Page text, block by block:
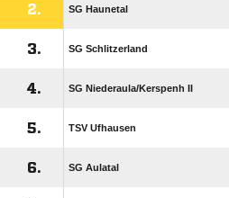
2. SG Haunetal
3. SG Schlitzerland
4. SG Niederaula/​Kerspenh II
5. TSV Ufhausen
6. SG Aulatal